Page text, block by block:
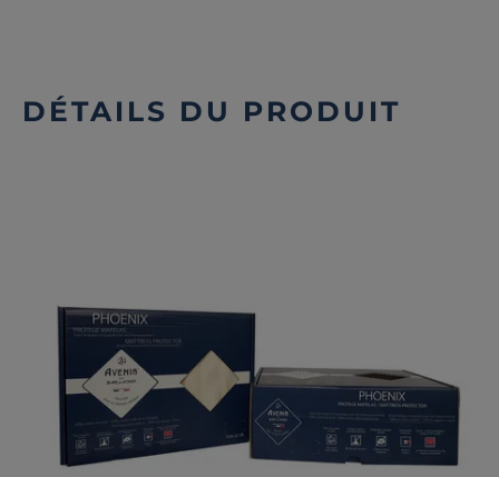
DÉTAILS DU PRODUIT